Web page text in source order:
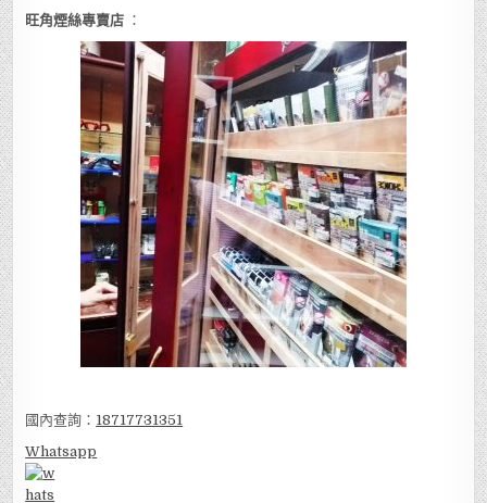
旺角煙絲專賣店 ：
國內查詢： 18717731351
Whatsapp